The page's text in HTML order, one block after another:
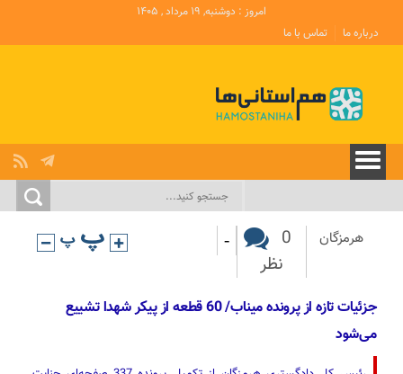
امروز : دوشنبه, ۱۹ مرداد , ۱۴۰۵
درباره ما
تماس با ما
هرمزگان
0
نظر
-
جزئیات تازه از پرونده میناب/ 60 قطعه از پیکر شهدا تشییع
می‌شود